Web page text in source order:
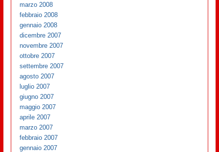
marzo 2008
febbraio 2008
gennaio 2008
dicembre 2007
novembre 2007
ottobre 2007
settembre 2007
agosto 2007
luglio 2007
giugno 2007
maggio 2007
aprile 2007
marzo 2007
febbraio 2007
gennaio 2007